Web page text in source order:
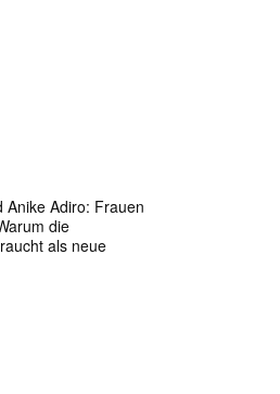
Anike Adiro: Frauen
die
als neue